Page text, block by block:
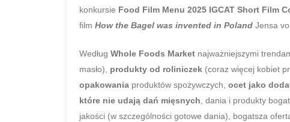
konkursie Food Film Menu 2025 IGCAT Short Film
film How the Bagel was invented in Poland Jensa
Według Whole Foods Market najważniejszymi
masło), produkty od roliniczek (coraz więcej kobiet
opakowania produktów spożywczych, ocet jako
które nie udają dań mięsnych , dania i produkty
jakości (w szczególności gotowe dania), bogatsza